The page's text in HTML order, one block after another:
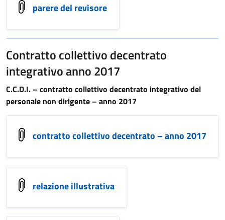
parere del revisore
Contratto collettivo decentrato
integrativo anno 2017
C.C.D.I. – contratto collettivo decentrato integrativo del
personale non dirigente – anno 2017
contratto collettivo decentrato – anno 2017
relazione illustrativa